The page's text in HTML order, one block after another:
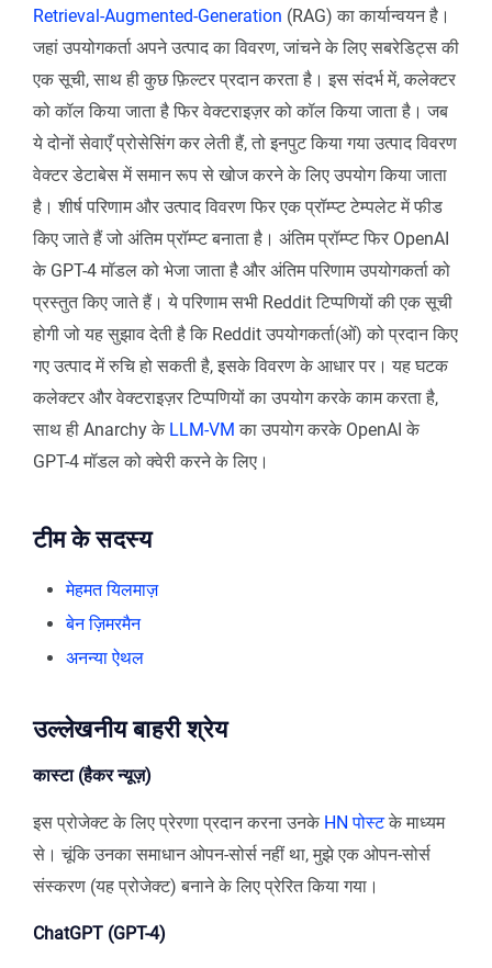
Retrieval-Augmented-Generation (RAG) का कार्यान्वयन है।
जहां उपयोगकर्ता अपने उत्पाद का विवरण, जांचने के लिए सबरेडिट्स की
एक सूची, साथ ही कुछ फ़िल्टर प्रदान करता है। इस संदर्भ में, कलेक्टर
को कॉल किया जाता है फिर वेक्टराइज़र को कॉल किया जाता है। जब
ये दोनों सेवाएँ प्रोसेसिंग कर लेती हैं, तो इनपुट किया गया उत्पाद विवरण
वेक्टर डेटाबेस में समान रूप से खोज करने के लिए उपयोग किया जाता
है। शीर्ष परिणाम और उत्पाद विवरण फिर एक प्रॉम्प्ट टेम्पलेट में फीड
किए जाते हैं जो अंतिम प्रॉम्प्ट बनाता है। अंतिम प्रॉम्प्ट फिर OpenAI
के GPT-4 मॉडल को भेजा जाता है और अंतिम परिणाम उपयोगकर्ता को
प्रस्तुत किए जाते हैं। ये परिणाम सभी Reddit टिप्पणियों की एक सूची
होगी जो यह सुझाव देती है कि Reddit उपयोगकर्ता(ओं) को प्रदान किए
गए उत्पाद में रुचि हो सकती है, इसके विवरण के आधार पर। यह घटक
कलेक्टर और वेक्टराइज़र टिप्पणियों का उपयोग करके काम करता है,
साथ ही Anarchy के LLM-VM का उपयोग करके OpenAI के
GPT-4 मॉडल को क्वेरी करने के लिए।
टीम के सदस्य
मेहमत यिलमाज़
बेन ज़िमरमैन
अनन्या ऐथल
उल्लेखनीय बाहरी श्रेय
कास्टा (हैकर न्यूज़)
इस प्रोजेक्ट के लिए प्रेरणा प्रदान करना उनके HN पोस्टके माध्यम
से। चूंकि उनका समाधान ओपन-सोर्स नहीं था, मुझे एक ओपन-सोर्स
संस्करण (यह प्रोजेक्ट) बनाने के लिए प्रेरित किया गया।
ChatGPT (GPT-4)